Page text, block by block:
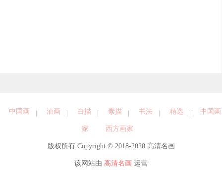
中国画 油画 白描 素描 书法 精选 中国画
家 西方画家
版权所有 Copyright © 2018-2020 高清名画
该网站由 高清名画 运营